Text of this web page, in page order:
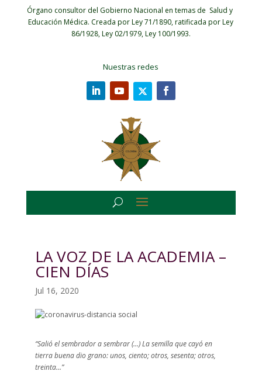
Órgano consultor del Gobierno Nacional en temas de Salud y
Educación Médica. Creada por Ley 71/1890, ratificada por Ley
86/1928, Ley 02/1979, Ley 100/1993.
Nuestras redes
LA VOZ DE LA ACADEMIA –
CIEN DÍAS
Jul 16, 2020
“Salió el sembrador a sembrar (…) La semilla que cayó en
tierra buena dio grano: unos, ciento; otros, sesenta; otros,
treinta…”